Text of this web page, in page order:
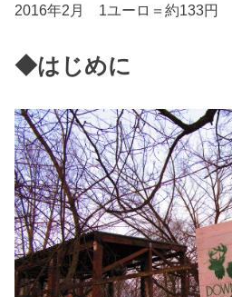
2016年2月 1ユーロ＝約133円
◆はじめに